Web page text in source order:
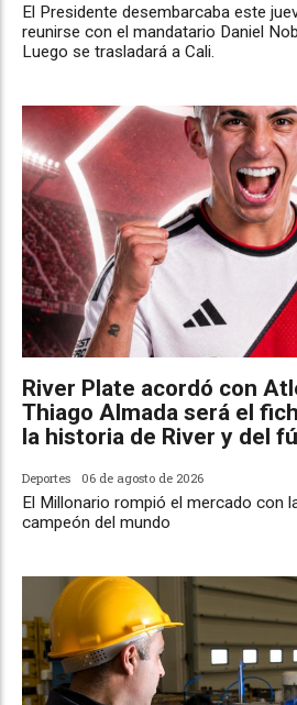
El Presidente desembarcaba este
reunirse con el mandatario Daniel
Luego se trasladará a Cali.
River Plate acordó con
Thiago Almada será el
la historia de River y del
Deportes 06 de agosto de 2026
El Millonario rompió el mercado con
campeón del mundo